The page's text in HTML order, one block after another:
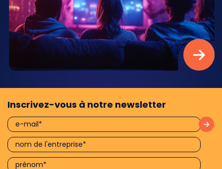
Inscrivez-vous à notre newsletter